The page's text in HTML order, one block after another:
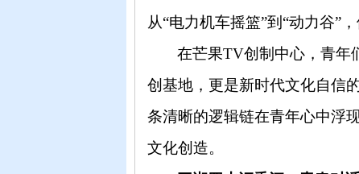
从“电力机车摇篮”到“动力谷”
在芒果TV创制中心，青年
创基地，更是新时代文化自信
条清晰的逻辑链在青年心中浮
文化创造。